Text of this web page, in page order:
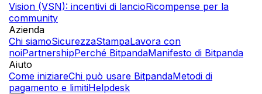
Vision (VSN): incentivi di lancioRicompense per la
community
Azienda
Chi siamoSicurezzaStampaLavora con
noiPartnershipPerché BitpandaManifesto di Bitpanda
Aiuto
Come iniziareChi può usare BitpandaMetodi di
pagamento e limitiHelpdesk